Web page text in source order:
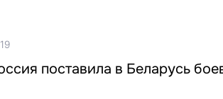
поставила в Беларусь